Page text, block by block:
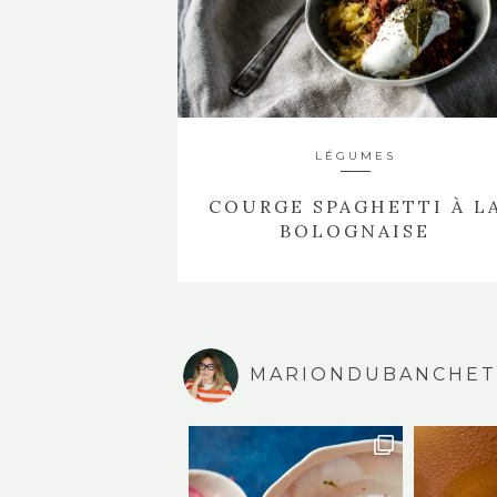
LÉGUMES
COURGE SPAGHETTI À
BOLOGNAISE
MARIONDUBANCHET